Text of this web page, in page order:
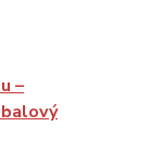
–